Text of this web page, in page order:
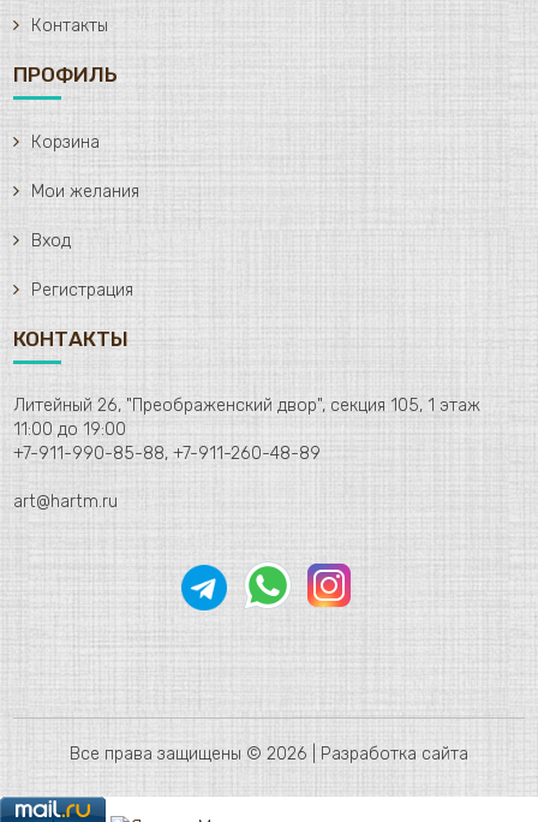
Контакты
ПРОФИЛЬ
Корзина
Мои желания
Вход
Регистрация
КОНТАКТЫ
Литейный 26, "Преображенский двор", секция 105, 1 этаж
11:00 до 19:00
+7-911-990-85-88, +7-911-260-48-89
art@hartm.ru
Все права защищены © 2026 | Разработка сайта